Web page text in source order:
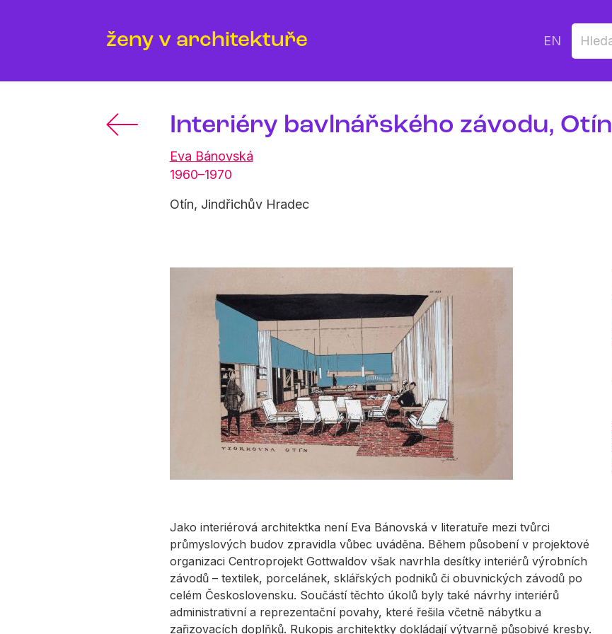
ženy v architektuře EN
Interiéry bavlnářského závodu, Otín
Eva Bánovská
1960–1970
Otín, Jindřichův Hradec
Jako interiérová architektka není Eva Bánovská v literatuře mezi tvůrci
průmyslových budov zpravidla vůbec uváděna. Během působení v projektové
organizaci Centroprojekt Gottwaldov však navrhla desítky interiérů výrobních
závodů – textilek, porcelánek, sklářských podniků či obuvnických závodů po
celém Československu. Součástí těchto úkolů byly také návrhy interiérů
administrativní a reprezentační povahy, které řešila včetně nábytku a
zařizovacích doplňků. Rukopis architektky dokládají výtvarně působivé kresby.